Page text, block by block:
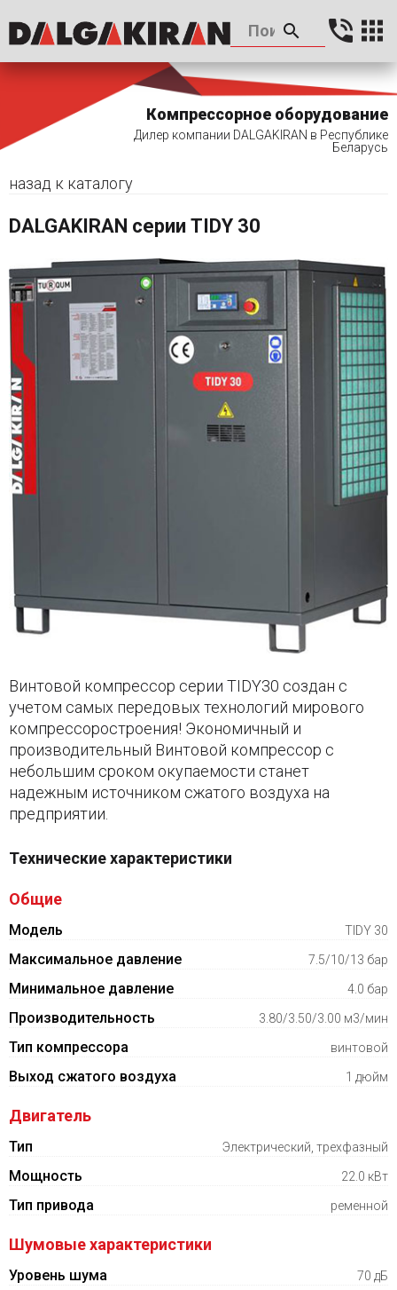
Компрессорное оборудование
Дилер компании DALGAKIRAN в Республике
Беларусь
назад к каталогу
DALGAKIRAN серии TIDY 30
Винтовой компрессор серии TIDY30 создан с
учетом самых передовых технологий мирового
компрессоростроения! Экономичный и
производительный Винтовой компрессор с
небольшим сроком окупаемости станет
надежным источником сжатого воздуха на
предприятии.
Технические характеристики
Общие
Модель TIDY 30
Максимальное давление 7.5/10/13 бар
Минимальное давление 4.0 бар
Производительность 3.80/3.50/3.00 м3/мин
Тип компрессора винтовой
Выход сжатого воздуха 1 дюйм
Двигатель
Тип Электрический, трехфазный
Мощность 22.0 кВт
Тип привода ременной
Шумовые характеристики
Уровень шума 70 дБ